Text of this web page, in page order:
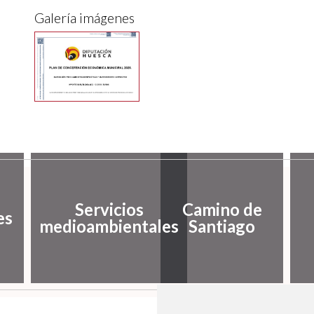
Galería imágenes
Servicios
medioambientales
Camino de
Santiago